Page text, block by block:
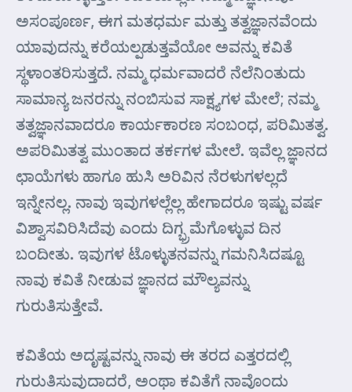
ಅಸಂಪೂರ್ಣ, ಈಗ ಮತಧರ್ಮ ಮತ್ತು ತತ್ವಜ್ಞಾನವೆಂದು
ಯಾವುದನ್ನು ಕರೆಯಲ್ಪಡುತ್ತವೆಯೋ ಅವನ್ನು ಕವಿತೆ
ಸ್ಥಳಾಂತರಿಸುತ್ತದೆ. ನಮ್ಮ ಧರ್ಮವಾದರೆ ನೆಲೆನಿಂತುದು
ಸಾಮಾನ್ಯ ಜನರನ್ನು ನಂಬಿಸುವ ಸಾಕ್ಷ್ಯಗಳ ಮೇಲೆ; ನಮ್ಮ
ತತ್ವಜ್ಞಾನವಾದರೂ ಕಾರ್ಯಕಾರಣ ಸಂಬಂಧ, ಪರಿಮಿತತ್ವ.
ಅಪರಿಮಿತತ್ವ ಮುಂತಾದ ತರ್ಕಗಳ ಮೇಲೆ. ಇವೆಲ್ಲ ಜ್ಞಾನದ
ಛಾಯೆಗಳು ಹಾಗೂ ಹುಸಿ ಅರಿವಿನ ನೆರಳುಗಳಲ್ಲದೆ
ಇನ್ನೇನಲ್ಲ. ನಾವು ಇವುಗಳಲ್ಲೆಲ್ಲ ಹೇಗಾದರೂ ಇಷ್ಟು ವರ್ಷ
ವಿಶ್ವಾಸವಿರಿಸಿದೆವು ಎಂದು ದಿಗ್ಭ್ರಮೆಗೊಳ್ಳುವ ದಿನ
ಬಂದೀತು. ಇವುಗಳ ಟೊಳ್ಳುತನವನ್ನು ಗಮನಿಸಿದಷ್ಟೂ
ನಾವು ಕವಿತೆ ನೀಡುವ ಜ್ಞಾನದ ಮೌಲ್ಯವನ್ನು
ಗುರುತಿಸುತ್ತೇವೆ.
ಕವಿತೆಯ ಅದೃಷ್ಟವನ್ನು ನಾವು ಈ ತರದ ಎತ್ತರದಲ್ಲಿ
ಗುರುತಿಸುವುದಾದರೆ, ಅಂಥಾ ಕವಿತೆಗೆ ನಾವೊಂದು